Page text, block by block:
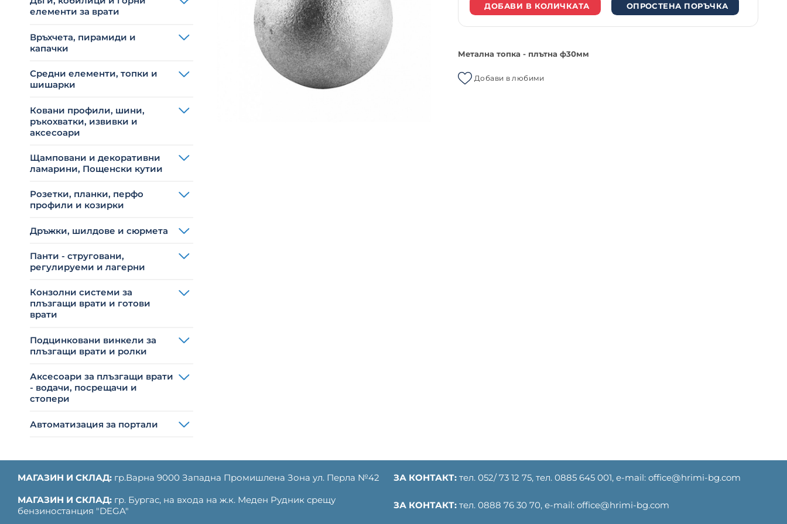
елементи за врати
Връхчета, пирамиди и
капачки
Средни елементи, топки и
шишарки
Ковани профили, шини,
ръкохватки, извивки и
аксесоари
Щамповани и декоративни
ламарини, Пощенски кутии
Розетки, планки, перфо
профили и козирки
Дръжки, шилдове и сюрмета
Панти - струговани,
регулируеми и лагерни
Конзолни системи за
плъзгащи врати и готови
врати
Подцинковани винкели за
плъзгащи врати и ролки
Аксесоари за плъзгащи врати
- водачи, посрещачи и
стопери
Автоматизация за портали
ДОБАВИ В КОЛИЧКАТА ОПРОСТЕНА ПОРЪЧКА
Метална топка - плътна ф30мм
Добави в любими
МАГАЗИН И СКЛАД: гр.Варна 9000 Западна Промишлена Зона ул. Перла №42 ЗА КОНТАКТ: тел. 052/ 73 12 75, тел. ‎0885 645 001, е-mail: office@hrimi-bg.com
МАГАЗИН И СКЛАД: гр. Бургас, на входа на ж.к. Меден Рудник срещу
бензиностанция "DEGA"
ЗА КОНТАКТ: тел. 0888 76 30 70, е-mail: office@hrimi-bg.com